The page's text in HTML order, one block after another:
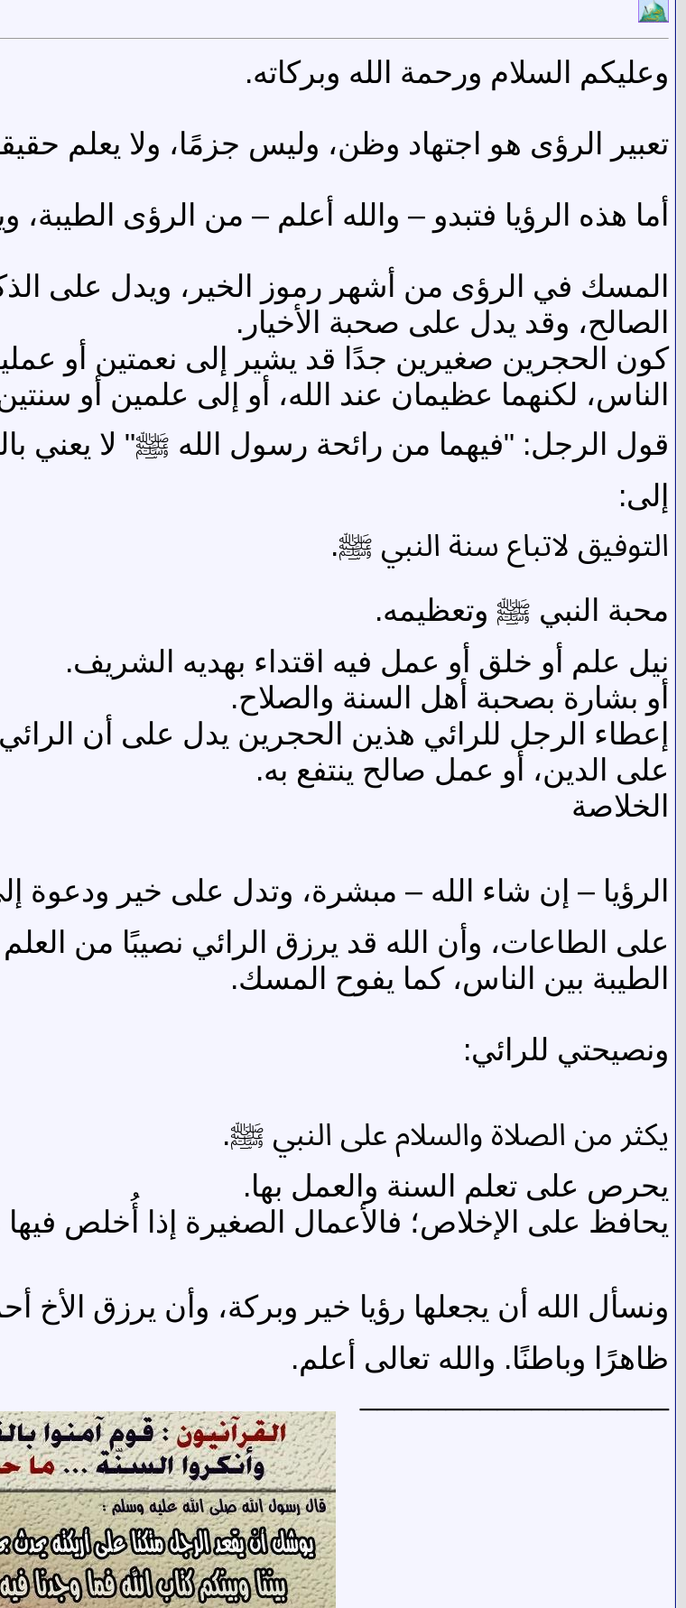
وعليكم السلام ورحمة الله وبركاته.
تعبير الرؤى هو اجتهاد وظن، وليس جزمًا، ولا يعلم حقيقة
أما هذه الرؤيا فتبدو – والله أعلم – من الرؤى الطيبة،
المسك في الرؤى من أشهر رموز الخير، ويدل على الذكر
الصالح، وقد يدل على صحبة الأخيار.
كون الحجرين صغيرين جدًا قد يشير إلى نعمتين أو
الناس، لكنهما عظيمان عند الله، أو إلى علمين أو
قول الرجل: "فيهما من رائحة رسول الله ﷺ" لا يعني
إلى:
التوفيق لاتباع سنة النبي ﷺ.
محبة النبي ﷺ وتعظيمه.
نيل علم أو خلق أو عمل فيه اقتداء بهديه الشريف.
أو بشارة بصحبة أهل السنة والصلاح.
إعطاء الرجل للرائي هذين الحجرين يدل على أن
على الدين، أو عمل صالح ينتفع به.
الخلاصة
الرؤيا – إن شاء الله – مبشرة، وتدل على خير ودعوة
على الطاعات، وأن الله قد يرزق الرائي نصيبًا من العلم
الطيبة بين الناس، كما يفوح المسك.
ونصيحتي للرائي:
يكثر من الصلاة والسلام على النبي ﷺ.
يحرص على تعلم السنة والعمل بها.
يحافظ على الإخلاص؛ فالأعمال الصغيرة إذا أُخلص
ونسأل الله أن يجعلها رؤيا خير وبركة، وأن يرزق
ظاهرًا وباطنًا. والله تعالى أعلم.